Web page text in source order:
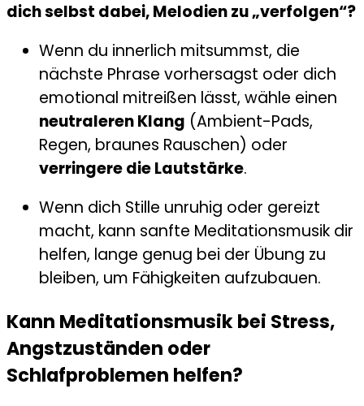
dich selbst dabei, Melodien zu „verfolgen“?
Wenn du innerlich mitsummst, die
nächste Phrase vorhersagst oder dich
emotional mitreißen lässt, wähle einen
neutraleren Klang (Ambient-Pads,
Regen, braunes Rauschen) oder
verringere die Lautstärke.
Wenn dich Stille unruhig oder gereizt
macht, kann sanfte Meditationsmusik dir
helfen, lange genug bei der Übung zu
bleiben, um Fähigkeiten aufzubauen.
Kann Meditationsmusik bei Stress,
Angstzuständen oder
Schlafproblemen helfen?